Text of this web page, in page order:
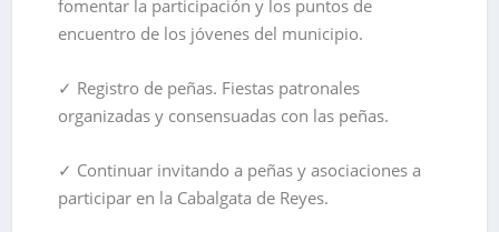
fomentar la participación y los puntos de
encuentro de los jóvenes del municipio.
✓ Registro de peñas. Fiestas patronales
organizadas y consensuadas con las peñas.
✓ Continuar invitando a peñas y asociaciones a
participar en la Cabalgata de Reyes.